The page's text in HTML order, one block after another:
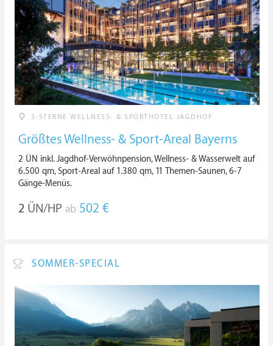
5-STERNE WELLNESS- & SPORTHOTEL JAGDHOF
Größtes Wellness- & Sport-Areal Bayerns
2 ÜN inkl. Jagdhof-Verwöhnpension, Wellness- & Wasserwelt auf
6.500 qm, Sport-Areal auf 1.380 qm, 11 Themen-Saunen, 6-7
Gänge-Menüs.
2 ÜN/HP ab 502 €
SOMMER-SPECIAL